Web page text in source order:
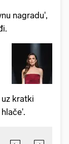
nagradu',
kratki